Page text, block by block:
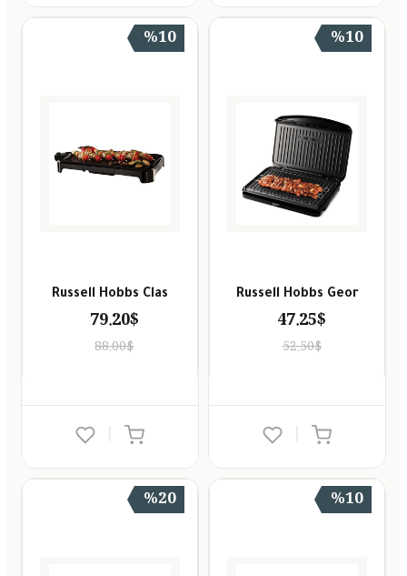
%10
Russell Hobbs Geor
47.25$
52.50$
%10
Russell Hobbs Clas
79.20$
88.00$
%10
%20